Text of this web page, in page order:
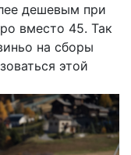
дешевым при
вместо 45. Так
на сборы
этой